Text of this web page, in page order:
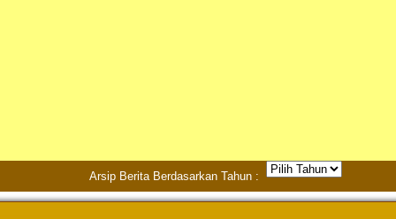
Arsip Berita Berdasarkan Tahun :